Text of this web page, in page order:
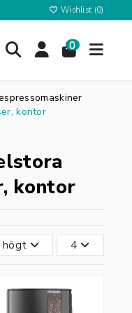
Wishlist (0)
0
kontor
kontor
högt 4